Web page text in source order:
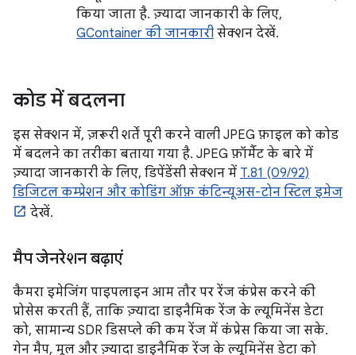
किया जाता है. ज़्यादा जानकारी के लिए,
GContainer की जानकारी सेक्शन देखें.
कोड में बदलना
इस सेक्शन में, ज़रूरी शर्तें पूरी करने वाली JPEG फ़ाइल को कोड
में बदलने का तरीका बताया गया है. JPEG फ़ॉर्मैट के बारे में
ज़्यादा जानकारी के लिए, डिपेंडेंसी सेक्शन में T.81 (09/92)
डिजिटल कम्प्रेशन और कोडिंग ऑफ़ कंटिन्यूअस-टोन स्टिल इमेज
देखें.
मैप जेनरेशन बढ़ाएं
कैमरा इमेजिंग पाइपलाइन आम तौर पर रेंज कंप्रेस करने की
प्रोसेस करती हैं, ताकि ज़्यादा डाइनैमिक रेंज के ल्यूमिनेंस डेटा
को, सामान्य SDR डिसप्ले की कम रेंज में कंप्रेस किया जा सके.
गेन मैप, मूल और ज़्यादा डाइनैमिक रेंज के ल्यूमिनेंस डेटा को